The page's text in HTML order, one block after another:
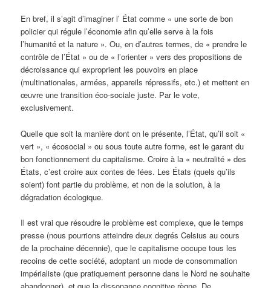
En bref, il s’agit d’imaginer l’ État comme « une sorte de bon
policier qui régule l’économie afin qu’elle serve à la fois
l’humanité et la nature ». Ou, en d’autres termes, de « prendre le
contrôle de l’État » ou de « l’orienter » vers des propositions de
décroissance qui exproprient les pouvoirs en place
(multinationales, armées, appareils répressifs, etc.) et mettent en
œuvre une transition éco-sociale juste. Par le vote,
exclusivement.
Quelle que soit la manière dont on le présente, l’État, qu’il soit «
vert », « écosocial » ou sous toute autre forme, est le garant du
bon fonctionnement du capitalisme. Croire à la « neutralité » des
États, c’est croire aux contes de fées. Les États (quels qu’ils
soient) font partie du problème, et non de la solution, à la
dégradation écologique.
Il est vrai que résoudre le problème est complexe, que le temps
presse (nous pourrions atteindre deux degrés Celsius au cours
de la prochaine décennie), que le capitalisme occupe tous les
recoins de cette société, adoptant un mode de consommation
impérialiste (que pratiquement personne dans le Nord ne souhaite
abandonner), et que la dissonance cognitive règne. De